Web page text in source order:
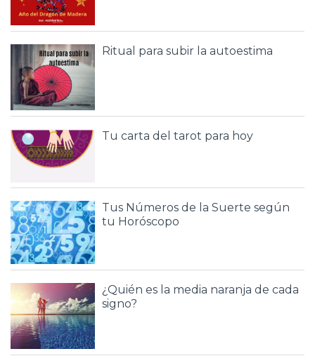
Ritual para subir la autoestima
Tu carta del tarot para hoy
Tus Números de la Suerte según
tu Horóscopo
¿Quién es la media naranja de cada
signo?